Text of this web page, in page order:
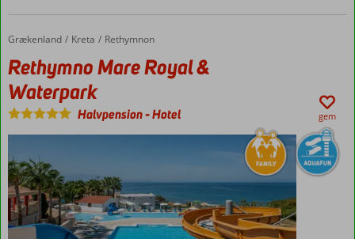
Forside
Grækenland Kreta Rethymnon
Rethymno Mare Royal & Waterpark
Rethymno Mare Royal &
Waterpark
Halvpension-Hotel gem